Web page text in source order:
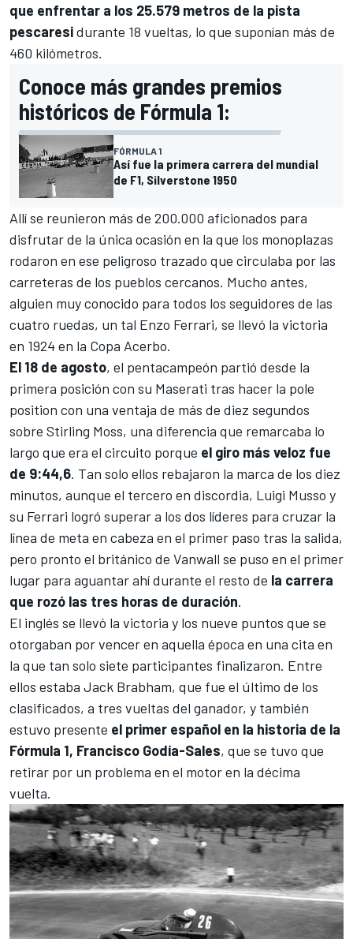
que enfrentar a los 25.579 metros de la pista
pescaresidurante 18 vueltas, lo que suponían más de
460 kilómetros.
Conoce más grandes premios
históricos de Fórmula 1:
FÓRMULA 1
Así fue la primera carrera del mundial
de F1, Silverstone 1950
Allí se reunieron más de 200.000 aficionados para
disfrutar de la única ocasión en la que los monoplazas
rodaron en ese peligroso trazado que circulaba por las
carreteras de los pueblos cercanos. Mucho antes,
alguien muy conocido para todos los seguidores de las
cuatro ruedas, un tal Enzo Ferrari, se llevó la victoria
en 1924 en la Copa Acerbo.
El 18 de agosto, el pentacampeón partió desde la
primera posición con su Maserati tras hacer la pole
position con una ventaja de más de diez segundos
sobre Stirling Moss, una diferencia que remarcaba lo
largo que era el circuito porque el giro más veloz fue
de 9:44,6. Tan solo ellos rebajaron la marca de los diez
minutos, aunque el tercero en discordia, Luigi Musso y
su Ferrari logró superar a los dos líderes para cruzar la
línea de meta en cabeza en el primer paso tras la salida,
pero pronto el británico de Vanwall se puso en el primer
lugar para aguantar ahí durante el resto de la carrera
que rozó las tres horas de duración.
El inglés se llevó la victoria y los nueve puntos que se
otorgaban por vencer en aquella época en una cita en
la que tan solo siete participantes finalizaron. Entre
ellos estaba Jack Brabham, que fue el último de los
clasificados, a tres vueltas del ganador, y también
estuvo presente el primer español en la historia de la
Fórmula 1, Francisco Godía-Sales, que se tuvo que
retirar por un problema en el motor en la décima
vuelta.